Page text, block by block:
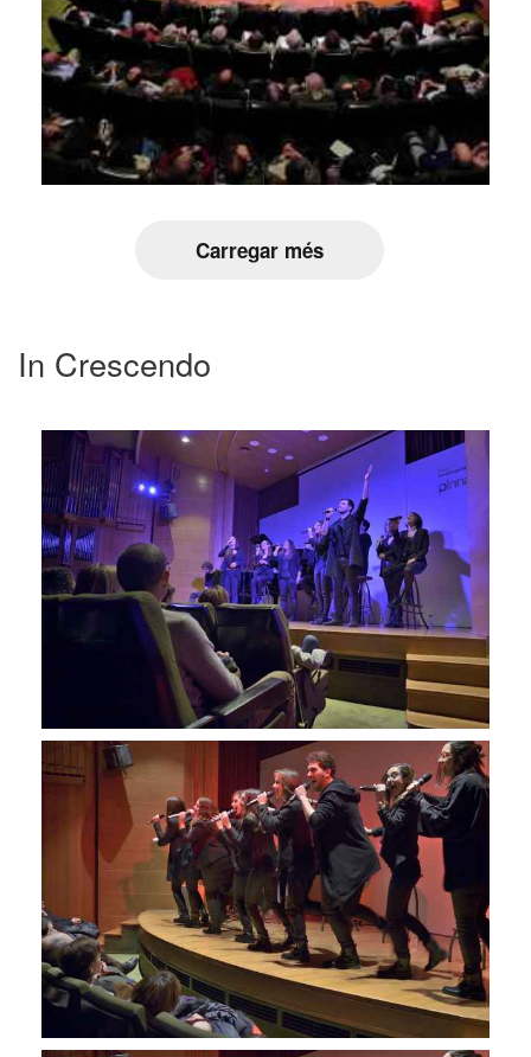
Carregar més
In Crescendo